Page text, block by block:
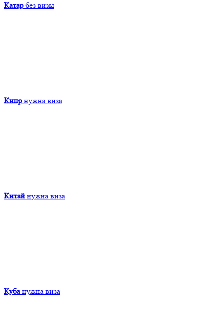
Катар без визы
Кипр нужна виза
Китай нужна виза
Куба нужна виза